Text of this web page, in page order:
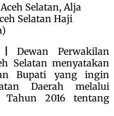
Selatan, Alja
Selatan Haji
Dewan Perwakilan
Selatan menyatakan
Bupati yang ingin
Daerah melalui
2016 tentang